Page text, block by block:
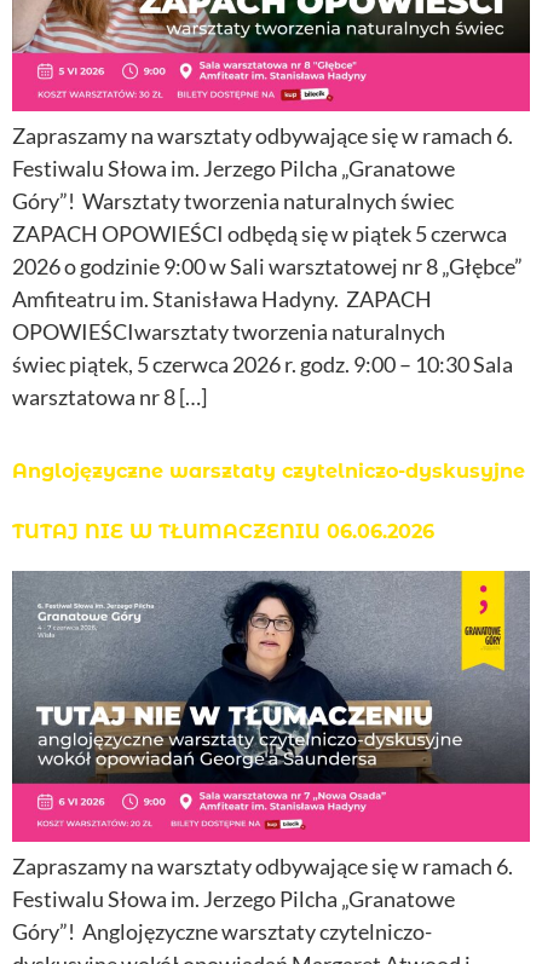
Zapraszamy na warsztaty odbywające się w ramach 6.
Festiwalu Słowa im. Jerzego Pilcha „Granatowe
Góry”! Warsztaty tworzenia naturalnych świec
ZAPACH OPOWIEŚCI odbędą się w piątek 5 czerwca
2026 o godzinie 9:00 w Sali warsztatowej nr 8 „Głębce”
Amfiteatru im. Stanisława Hadyny. ZAPACH
OPOWIEŚCIwarsztaty tworzenia naturalnych
świec piątek, 5 czerwca 2026 r. godz. 9:00 – 10:30 Sala
warsztatowa nr 8 […]
Anglojęzyczne warsztaty czytelniczo-dyskusyjne
TUTAJ NIE W TŁUMACZENIU 06.06.2026
Zapraszamy na warsztaty odbywające się w ramach 6.
Festiwalu Słowa im. Jerzego Pilcha „Granatowe
Góry”! Anglojęzyczne warsztaty czytelniczo-